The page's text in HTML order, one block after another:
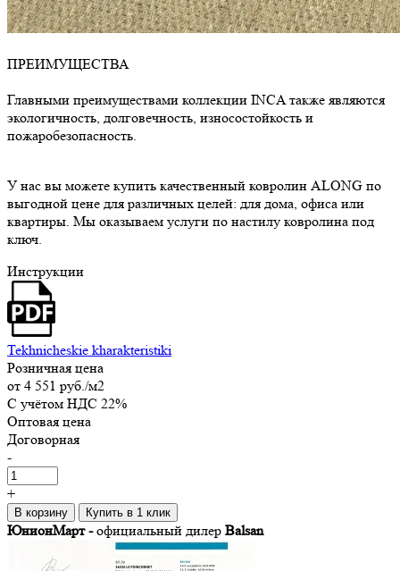
ПРЕИМУЩЕСТВА
Главными преимуществами коллекции INCA также являются
экологичность, долговечность, износостойкость и
пожаробезопасность.
У нас вы можете купить качественный ковролин ALONG по
выгодной цене для различных целей: для дома, офиса или
квартиры. Мы оказываем услуги по настилу ковролина под
ключ.
Инструкции
Tekhnicheskie kharakteristiki
Розничная цена
от 4 551 руб./м2
C учётом НДС 22%
Оптовая цена
Договорная
-
+
В корзину Купить в 1 клик
ЮнионМарт -официальный дилер Balsan